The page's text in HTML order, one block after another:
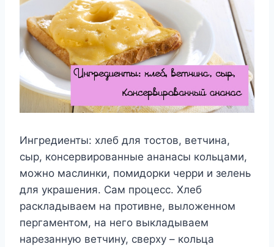
Ингредиенты: хлеб для тостов, ветчина,
сыр, консервированные ананасы кольцами,
можно маслинки, помидорки черри и зелень
для украшения. Сам процесс. Хлеб
раскладываем на противне, выложенном
пергаментом, на него выкладываем
нарезанную ветчину, сверху – кольца